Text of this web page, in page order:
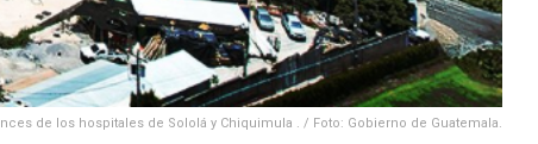
de los hospitales de Sololá y Chiquimula . / Foto: Gobierno de Guatemala.